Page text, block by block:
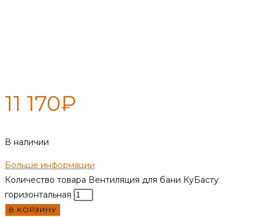
11 170₽
В наличии
Больше информации
Количество товара Вентиляция для бани КуБасту
горизонтальная
В КОРЗИНУ